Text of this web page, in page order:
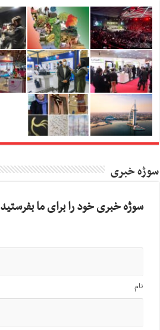
سوژه خبری
سوژه خبری خود را برای ما بفرستید
نام